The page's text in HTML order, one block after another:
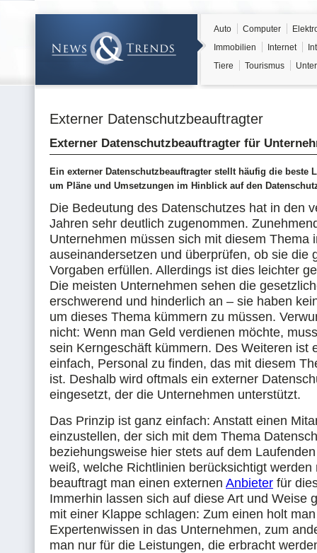
Auto Computer
Immobilien
Internet
Tiere
Tourismus
Externer Datenschutzbeauftragter
Externer Datenschutzbeauftragter für
Ein externer Datenschutzbeauftragter stellt häufig die beste
um Pläne und Umsetzungen im Hinblick auf den
Die Bedeutung des Datenschutzes hat in den
Jahren sehr deutlich zugenommen.
Unternehmen müssen sich mit diesem Thema
auseinandersetzen und überprüfen, ob sie die
Vorgaben erfüllen. Allerdings ist dies leichter
Die meisten Unternehmen sehen die
erschwerend und hinderlich an – sie haben
um dieses Thema kümmern zu müssen.
nicht: Wenn man Geld verdienen möchte,
sein Kerngeschäft kümmern. Des Weiteren ist
einfach, Personal zu finden, das mit diesem
ist. Deshalb wird oftmals ein externer
eingesetzt, der die Unternehmen unterstützt.
Das Prinzip ist ganz einfach: Anstatt einen
einzustellen, der sich mit dem Thema
beziehungsweise hier stets auf dem
weiß, welche Richtlinien berücksichtigt werden
beauftragt man einen externen Anbieter für
Immerhin lassen sich auf diese Art und Weise
mit einer Klappe schlagen: Zum einen holt
Expertenwissen in das Unternehmen, zum
man nur für die Leistungen, die erbracht